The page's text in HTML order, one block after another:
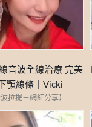
音波全線治療 完美
顎線條｜Vicki
波拉提－網紅分享】